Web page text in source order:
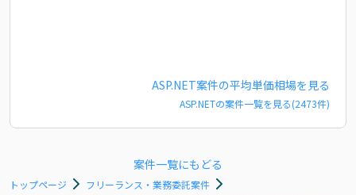
ASP.NET案件の平均単価相場を見る
ASP.NETの案件一覧を見る(2473件)
案件一覧にもどる
トップページ
フリーランス・業務委託案件